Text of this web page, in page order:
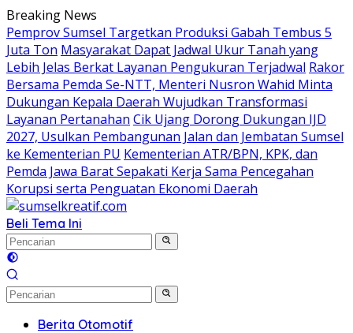
Langsung
ke
konten
Breaking News
Pemprov Sumsel Targetkan Produksi Gabah Tembus 5
Juta Ton Masyarakat Dapat Jadwal Ukur Tanah yang
Lebih Jelas Berkat Layanan Pengukuran Terjadwal Rakor
Bersama Pemda Se-NTT, Menteri Nusron Wahid Minta
Dukungan Kepala Daerah Wujudkan Transformasi
Layanan Pertanahan Cik Ujang Dorong Dukungan IJD
2027, Usulkan Pembangunan Jalan dan Jembatan Sumsel
ke Kementerian PU Kementerian ATR/BPN, KPK, dan
Pemda Jawa Barat Sepakati Kerja Sama Pencegahan
Korupsi serta Penguatan Ekonomi Daerah
Beli Tema Ini
Berita Otomotif